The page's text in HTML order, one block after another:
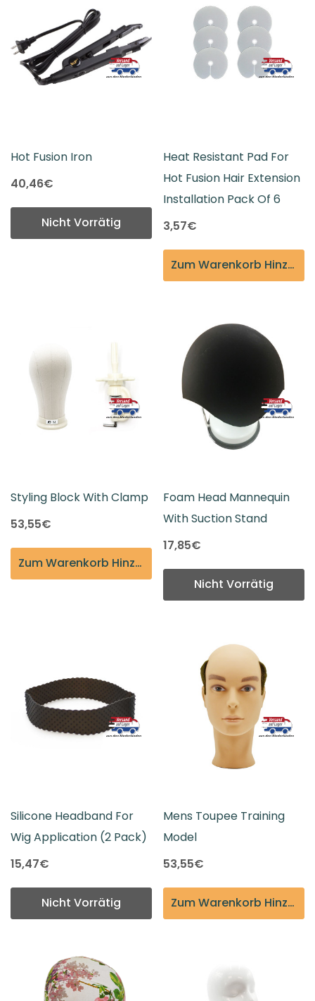
Hot Fusion Iron
40,46€
Nicht Vorrätig
Heat Resistant Pad For
Hot Fusion Hair Extension
Installation Pack Of 6
3,57€
Zum Warenkorb Hinzufügen
Styling Block With Clamp
53,55€
Zum Warenkorb Hinzufügen
Foam Head Mannequin
With Suction Stand
17,85€
Nicht Vorrätig
Silicone Headband For
Wig Application (2 Pack)
15,47€
Nicht Vorrätig
Mens Toupee Training
Model
53,55€
Zum Warenkorb Hinzufügen